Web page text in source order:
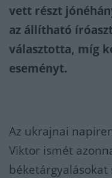
vett részt
az állítható
választotta, míg
eseményt.
Az ukrajnai
Viktor ismét